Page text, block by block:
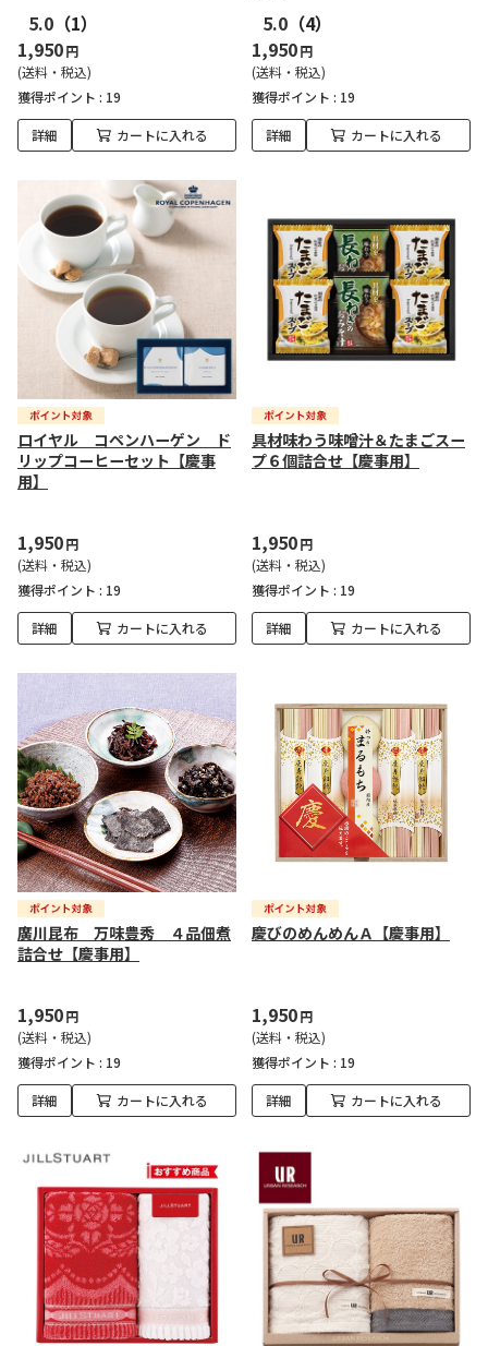
5.0 （1）
1,950円
(送料・税込)
獲得ポイント : 19
詳細 カートに入れる
5.0 （4）
1,950円
(送料・税込)
獲得ポイント : 19
詳細 カートに入れる
ロイヤル コペンハーゲン ド
リップコーヒーセット【慶事
用】
1,950円
(送料・税込)
獲得ポイント : 19
詳細 カートに入れる
具材味わう味噌汁＆たまごスー
プ６個詰合せ【慶事用】
1,950円
(送料・税込)
獲得ポイント : 19
詳細 カートに入れる
廣川昆布 万味豊秀 ４品佃煮
詰合せ【慶事用】
1,950円
(送料・税込)
獲得ポイント : 19
詳細 カートに入れる
慶びのめんめんＡ【慶事用】
1,950円
(送料・税込)
獲得ポイント : 19
詳細 カートに入れる